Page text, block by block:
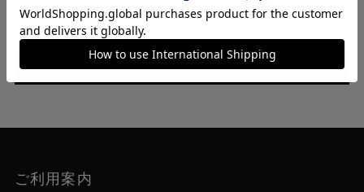
TEL 03-3385-8121
ご利用案内